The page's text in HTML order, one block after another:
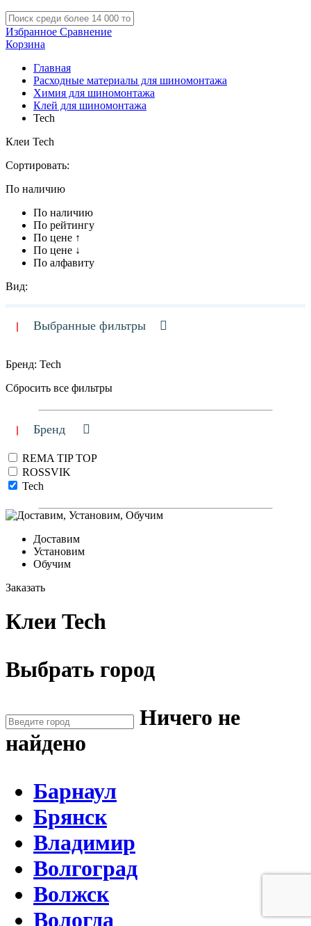
Избранное Сравнение
Корзина
Главная
Расходные материалы для шиномонтажа
Химия для шиномонтажа
Клей для шиномонтажа
Tech
Клеи Tech
Сортировать:
По наличию
По наличию
По рейтингу
По цене ↑
По цене ↓
По алфавиту
Вид:
Выбранные фильтры
Бренд: Tech
Сбросить все фильтры
Бренд
REMA TIP TOP
ROSSVIK
Tech
Доставим
Установим
Обучим
Заказать
Клеи Tech
Выбрать город
Ничего не
найдено
Барнаул
Брянск
Владимир
Волгоград
Волжск
Вологда